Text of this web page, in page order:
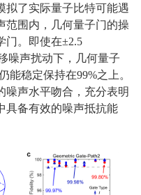
拟了实际量子比特可能遇
围内， 几何量子门的操
门。即使在±2.5
噪声扰动下，几何量子
能稳定保持在99%之上。
噪声水平吻合，充分表明
具备有效的噪声抵抗能